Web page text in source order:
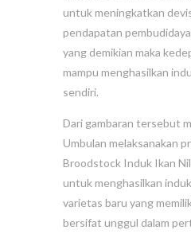
untuk meningkatkan
pendapatan
yang demikian maka
mampu menghasilkan
sendiri.
Dari gambaran tersebut
Umbulan melaksanakan
Broodstock Induk Ikan
untuk menghasilkan
varietas baru yang
bersifat unggul dalam